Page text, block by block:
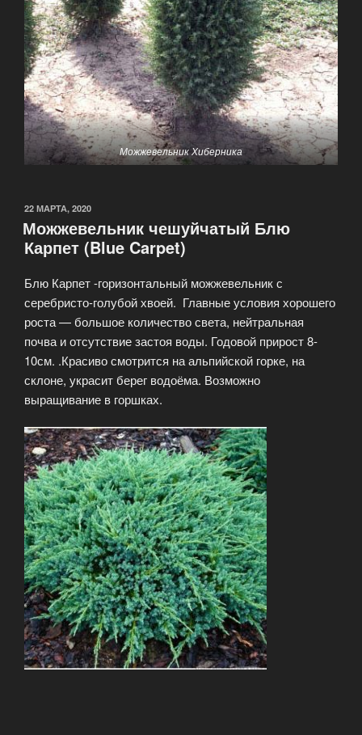
Можжевельник Хиберника
ОПУБЛИКОВАНО
22 МАРТА, 2020
Можжевельник чешуйчатый Блю
Карпет (Blue Carpet)
Блю Карпет -горизонтальный можжевельник с
серебристо-голубой хвоей. Главные условия хорошего
роста — большое количество света, нейтральная
почва и отсутствие застоя воды. Годовой прирост 8-
10см. .Красиво смотрится на альпийской горке, на
склоне, украсит берег водоёма. Возможно
выращивание в горшках.